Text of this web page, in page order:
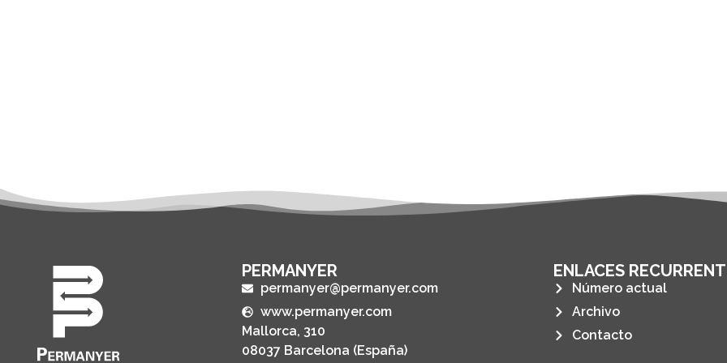
PERMANYER
permanyer@permanyer.com
www.permanyer.com
Mallorca, 310
08037 Barcelona (España)
ENLACES
Número actual
Archivo
Contacto